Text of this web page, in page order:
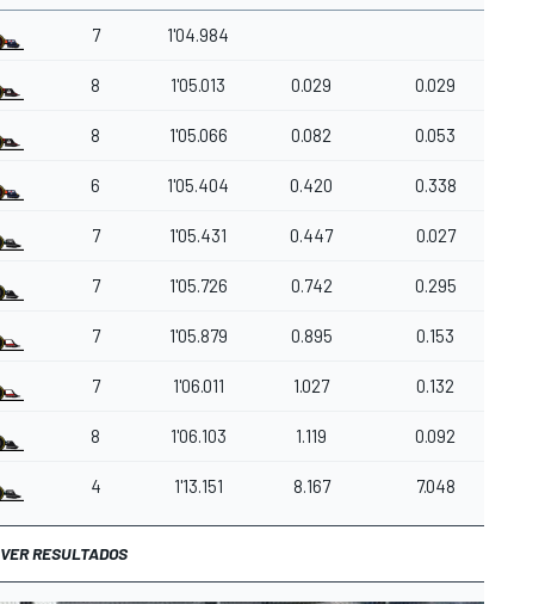
7 1'04.984
8 1'05.013 0.029 0.029
8 1'05.066 0.082 0.053
6 1'05.404 0.420 0.338
7 1'05.431 0.447 0.027
7 1'05.726 0.742 0.295
7 1'05.879 0.895 0.153
7 1'06.011 1.027 0.132
8 1'06.103 1.119 0.092
4 1'13.151 8.167 7.048
VER RESULTADOS